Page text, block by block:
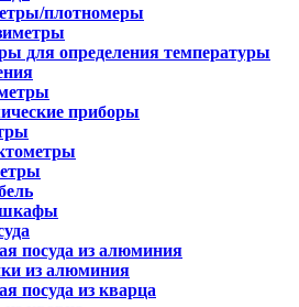
плотномеры
для определения температуры
приборы
посуда из алюминия
из алюминия
посуда из кварца